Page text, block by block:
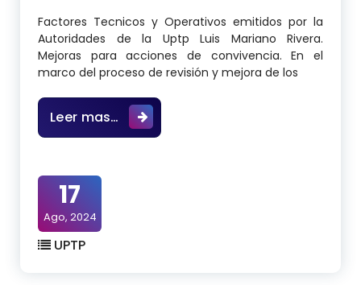
Factores Tecnicos y Operativos emitidos por la
Autoridades de la Uptp Luis Mariano Rivera.
Mejoras para acciones de convivencia. En el
marco del proceso de revisión y mejora de los
Leer mas… Pronunciamiento
17
Ago, 2024
UPTP